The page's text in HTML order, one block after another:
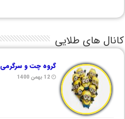
کانال های طلایی
گروه چت و سرگرمی
12 بهمن 1400